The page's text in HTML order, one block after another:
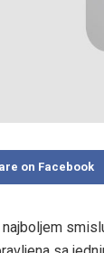
on Facebook
najboljem